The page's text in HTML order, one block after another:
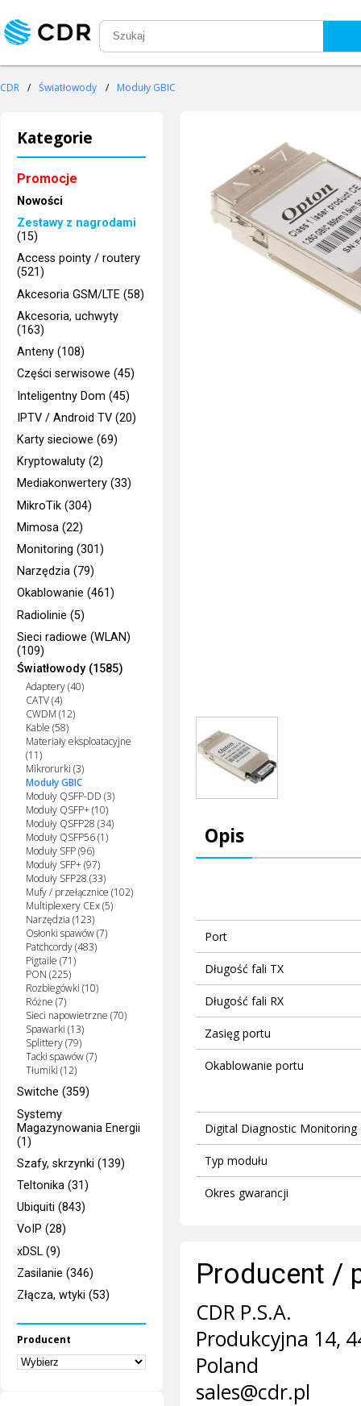
CDR / Światłowody / Moduły GBIC
Kategorie
Promocje
Nowości
Zestawy z nagrodami
(15)
Access pointy / routery
(521)
Akcesoria GSM/LTE (58)
Akcesoria, uchwyty
(163)
Anteny (108)
Części serwisowe (45)
Inteligentny Dom (45)
IPTV / Android TV (20)
Karty sieciowe (69)
Kryptowaluty (2)
Mediakonwertery (33)
MikroTik (304)
Mimosa (22)
Monitoring (301)
Narzędzia (79)
Okablowanie (461)
Radiolinie (5)
Sieci radiowe (WLAN)
(109)
Światłowody (1585)
Adaptery (40)
CATV (4)
CWDM (12)
Kable (58)
Materiały eksploatacyjne
(11)
Mikrorurki (3)
Moduły GBIC
Moduły QSFP-DD (3)
Moduły QSFP+ (10)
Moduły QSFP28 (34)
Moduły QSFP56 (1)
Moduły SFP (96)
Moduły SFP+ (97)
Moduły SFP28 (33)
Mufy / przełącznice (102)
Multiplexery CEx (5)
Narzędzia (123)
Osłonki spawów (7)
Patchcordy (483)
Pigtaile (71)
PON (225)
Rozbiegówki (10)
Różne (7)
Sieci napowietrzne (70)
Spawarki (13)
Splittery (79)
Tacki spawów (7)
Tłumiki (12)
Switche (359)
Systemy
Magazynowania Energii
(1)
Szafy, skrzynki (139)
Teltonika (31)
Ubiquiti (843)
VoIP (28)
xDSL (9)
Zasilanie (346)
Złącza, wtyki (53)
Producent
Opis
Port
Długość fali TX
Długość fali RX
Zasięg portu
Okablowanie portu
Digital Diagnostic Monitoring
Typ modułu
Okres gwarancji
Producent /
CDR P.S.A.
Produkcyjna 14,
Poland
sales@cdr.pl